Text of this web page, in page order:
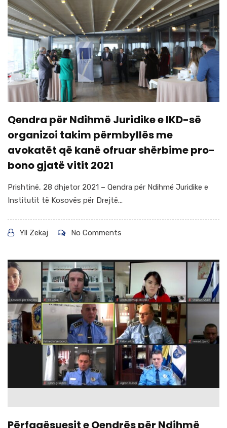
Qendra për Ndihmë Juridike e IKD-së
organizoi takim përmbyllës me
avokatët që kanë ofruar shërbime pro-
bono gjatë vitit 2021
Prishtinë, 28 dhjetor 2021 – Qendra për Ndihmë Juridike e
Institutit të Kosovës për Drejtë...
Yll Zekaj No Comments
Përfaqësuesit e Qendrës për Ndihmë